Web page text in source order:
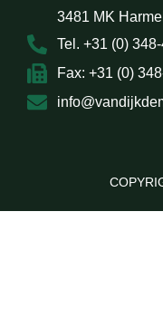
3481 MK
Tel. +31 (0)
Fax: +31 (0)